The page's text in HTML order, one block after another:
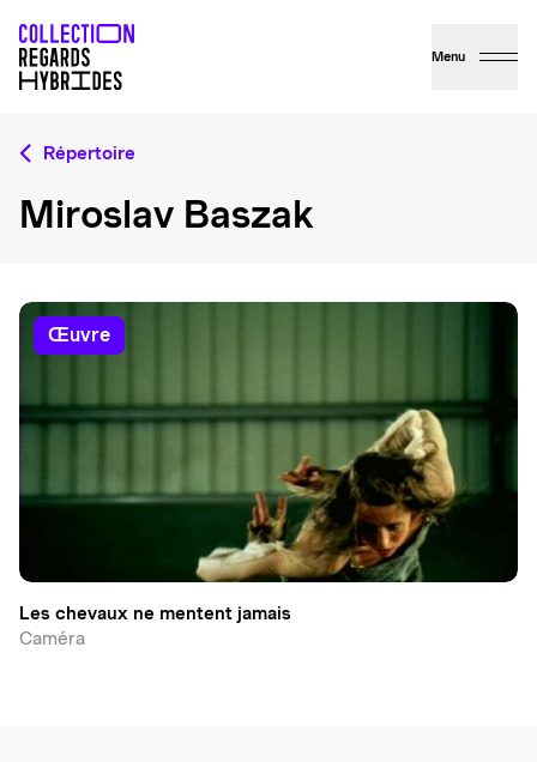
Menu
Répertoire
Miroslav Baszak
œuvre
Les chevaux ne mentent jamais
Caméra